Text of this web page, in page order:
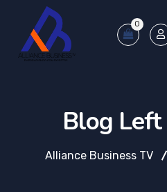
0
Blog
Alliance Business TV